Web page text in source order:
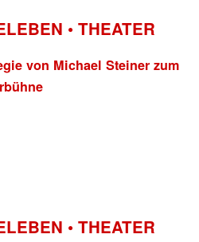
• THEATER
von Michael Steiner zum
• THEATER